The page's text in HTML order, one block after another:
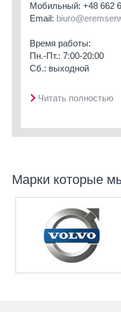
Мобильный: +48 662
Email:
Время работы:
Пн.-Пт.: 7:00-20:00
Сб.: выходной
Читать полностью
Марки которые